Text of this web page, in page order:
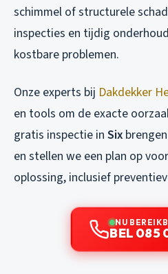
schimmel of structurele
inspecties en tijdig
kostbare problemen.
Onze experts bij Dakdekker
en tools om de exacte
gratis inspectie in Six
en stellen we een plan op
oplossing, inclusief
NU
BEL 085